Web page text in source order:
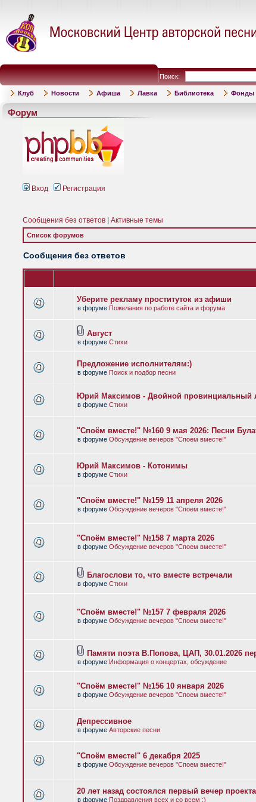
Поиск:
Клуб Новости Афиша Лавка Библиотека Фонды
Форум
Вход Регистрация
Сообщения без ответов Активные темы
Список форумов
Сообщения без ответов
Уберите рекламу проституток из афиши
в форуме Пожелания по работе сайта и форума
Август
в форуме Стихи
Предложение исполнителям:)
в форуме Поиск и подбор песни
Юрий Максимов - Двойной провинциальный
в форуме Стихи
"Споём вместе!" №160 9 мая 2026: Песни
в форуме Обсуждение вечеров "Споем вместе!"
Юрий Максимов - Котонимы
в форуме Стихи
"Споём вместе!" №159 11 апреля 2026
в форуме Обсуждение вечеров "Споем вместе!"
"Споём вместе!" №158 7 марта 2026
в форуме Обсуждение вечеров "Споем вместе!"
Благослови то, что вместе встречали
в форуме Стихи
"Споём вместе!" №157 7 февраля 2026
в форуме Обсуждение вечеров "Споем вместе!"
Памяти поэта В.Попова, ЦАП, 30.01.2026
в форуме Информация о концертах, обсуждение
"Споём вместе!" №156 10 января 2026
в форуме Обсуждение вечеров "Споем вместе!"
Депрессивное
в форуме Авторские песни
"Споём вместе!" 6 декабря 2025
в форуме Обсуждение вечеров "Споем вместе!"
20 лет назад состоялся первый вечер
в форуме Поздравления всех и со всем :)